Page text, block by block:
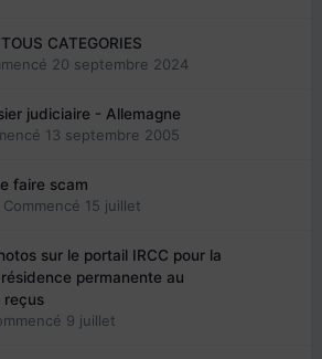
CATEGORIES
20 septembre 2024
judiciaire - Allemagne
13 septembre 2005
faire scam
Commencé 15 juillet
sur le portail IRCC pour la
permanente au
reçus
9 juillet